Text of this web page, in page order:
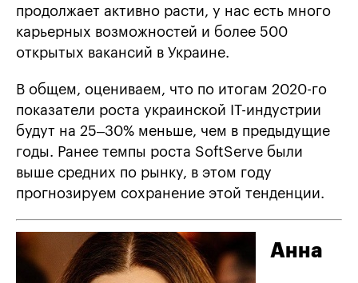
продолжает активно расти, у нас есть много
карьерных возможностей и более 500
открытых вакансий в Украине.
В общем, оцениваем, что по итогам 2020-го
показатели роста украинской IT-индустрии
будут на 25–30% меньше, чем в предыдущие
годы. Ранее темпы роста SoftServe были
выше средних по рынку, в этом году
прогнозируем сохранение этой тенденции.
Анна